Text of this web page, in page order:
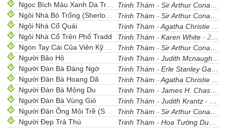
Ngọc Bích Màu Xanh Da Trời (Sherlock Holmes)
Trinh Thám -Sir Arthur Conan Doyle
Ngôi Nhà Bỏ Trống (Sherlock Holmes)
Trinh Thám -Sir Arthur Conan Doyle
Ngôi Nhà Cổ Quái
Trinh Thám -Agatha Christie
Ngôi Nhà Cổ Trên Phố Tradd
Trinh Thám -Karen White - 27
Ngón Tay Cái Của Viên Kỹ Sư
Trinh Thám -Sir Arthur Conan Doyle
Người Bảo Hộ
Trinh Thám -Judith Mcnaught -
Người Đàn Bà Đáng Ngờ
Trinh Thám -Erle Stanley Gardner
Người Đàn Bà Hoang Dã
Trinh Thám -Agatha Christie
Người Đàn Bà Mộng Du
Trinh Thám -James H. Chase
-
Người Đàn Bà Vùng Gió
Trinh Thám -Judith Krantz - 35
Người Đàn Ông Môi Trề (Sherlock Holmes)
Trinh Thám -Sir Arthur Conan Doyle
Người Đẹp Trả Thù
Trinh Thám -Hoa Tưởng Dung